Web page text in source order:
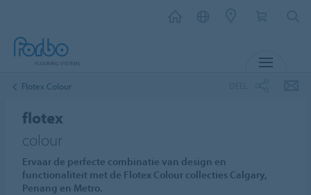
Flotex Colour
flotex
colour
Ervaar de perfecte combinatie van design en
functionaliteit met de Flotex Colour collecties Calgary,
Penang en Metro.